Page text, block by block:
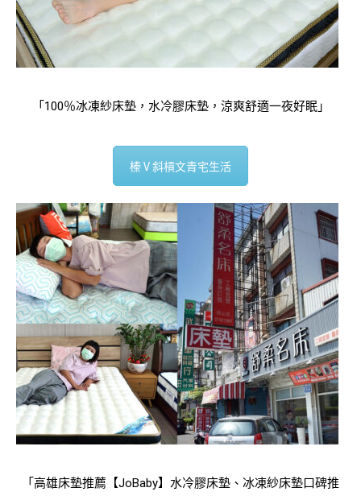
「100％冰凍紗床墊，水冷膠床墊，涼爽舒適一夜好眠」
榛Ⅴ斜槓文青宅生活
「高雄床墊推薦【JoBaby】水冷膠床墊、冰凍紗床墊口碑推